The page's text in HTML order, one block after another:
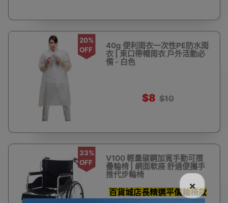
20%
OFF
40g 便利雨衣一次性PE防水雨
衣 | 束口帶帽雨衣 戶外活動必
備 - 白色
$8 $10
33%
OFF
V100 輕量碳鋼加寬手動可摺
疊輪椅 | 網面軟座 舒適便攜手
推代步輪椅
百貨城店長精選平價輪椅款
×